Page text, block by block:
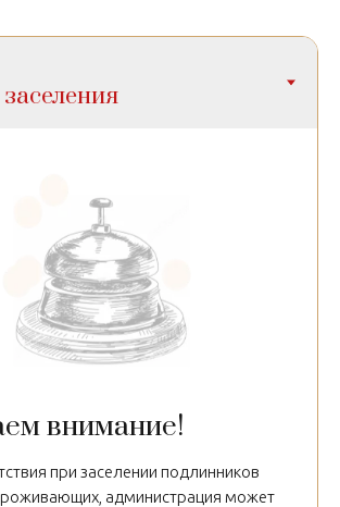
внимание!
при заселении подлинников
администрация может